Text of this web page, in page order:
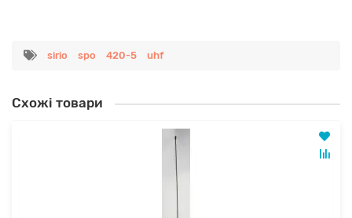
sirio spo 420-5 uhf
Схожі товари